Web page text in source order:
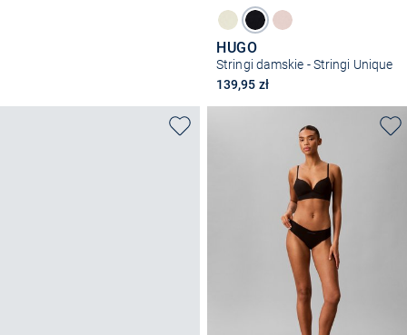
HUGO
Stringi damskie - Stringi Unique
139,95 zł